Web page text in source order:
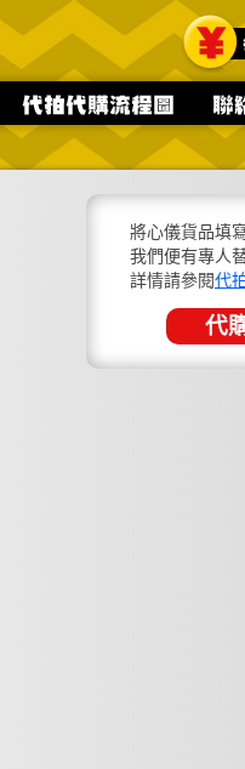
將心儀貨品填
我們便有專人
詳情請參閱代
代